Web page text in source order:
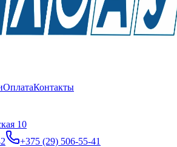
ОплатаКонтакты
10
+375 (29) 506-55-41